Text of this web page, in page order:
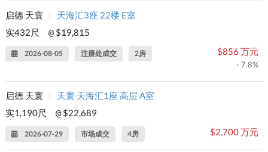
启德 天寰 |
天海汇3座 22楼 E室
实432尺
@ $19,815
2026-08-05 注册处成交 2房 $856 万元
- 7.8%
启德 天寰 |
天寰 天海汇1座 高层 A室
实1,190尺
@ $22,689
2026-07-29 市场成交 4房 $2,700 万元